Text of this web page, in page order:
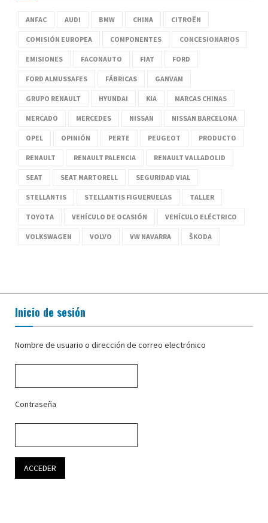
ANFAC AUDI BMW CHINA CITROËN
COMISIÓN EUROPEA COMPONENTES CONCESIONARIOS
EMISIONES FACONAUTO FIAT FORD
FORD ALMUSSAFES FÁBRICAS GANVAM
GRUPO RENAULT HYUNDAI KIA MARCAS CHINAS
MERCADO MERCEDES NISSAN NISSAN BARCELONA
OPEL OPINIÓN PERTE PEUGEOT PRODUCTO
RENAULT RENAULT PALENCIA RENAULT VALLADOLID
SEAT SEAT MARTORELL SEGURIDAD VIAL
STELLANTIS STELLANTIS FIGUERUELAS TALLER
TOYOTA VEHÍCULO DE OCASIÓN VEHÍCULO ELÉCTRICO
VOLKSWAGEN VOLVO VW NAVARRA ŠKODA
Inicio de sesión
Nombre de usuario o dirección de correo electrónico
Contraseña